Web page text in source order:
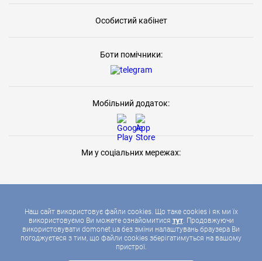
Наш сайт використовує файли cookies. Що таке cookies і як ми їх
використовуємо Ви можете ознайомитися тут. Продовжуючи
використовувати domonet.ua без зміни налаштувань браузера Ви
погоджуєтеся з тим, що файли cookies зберігатимуться на вашому
пристрої.
Особистий кабінет
Боти помічники:
Мобільний додаток:
Ми у соціальних мережах:
2026 © ДОМОНЕТ, УСІ ПРАВА ЗАХИЩЕНІ